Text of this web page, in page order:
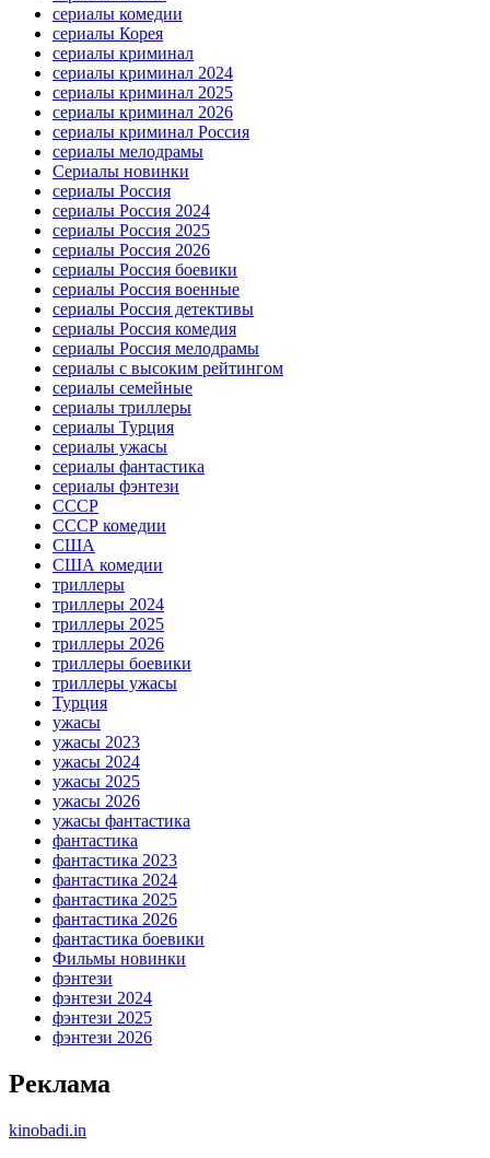
сериалы комедии
сериалы Корея
сериалы криминал
сериалы криминал 2024
сериалы криминал 2025
сериалы криминал 2026
сериалы криминал Россия
сериалы мелодрамы
Сериалы новинки
сериалы Россия
сериалы Россия 2024
сериалы Россия 2025
сериалы Россия 2026
сериалы Россия боевики
сериалы Россия военные
сериалы Россия детективы
сериалы Россия комедия
сериалы Россия мелодрамы
сериалы с высоким рейтингом
сериалы семейные
сериалы триллеры
сериалы Турция
сериалы ужасы
сериалы фантастика
сериалы фэнтези
СССР
СССР комедии
США
США комедии
триллеры
триллеры 2024
триллеры 2025
триллеры 2026
триллеры боевики
триллеры ужасы
Турция
ужасы
ужасы 2023
ужасы 2024
ужасы 2025
ужасы 2026
ужасы фантастика
фантастика
фантастика 2023
фантастика 2024
фантастика 2025
фантастика 2026
фантастика боевики
Фильмы новинки
фэнтези
фэнтези 2024
фэнтези 2025
фэнтези 2026
Реклама
kinobadi.in